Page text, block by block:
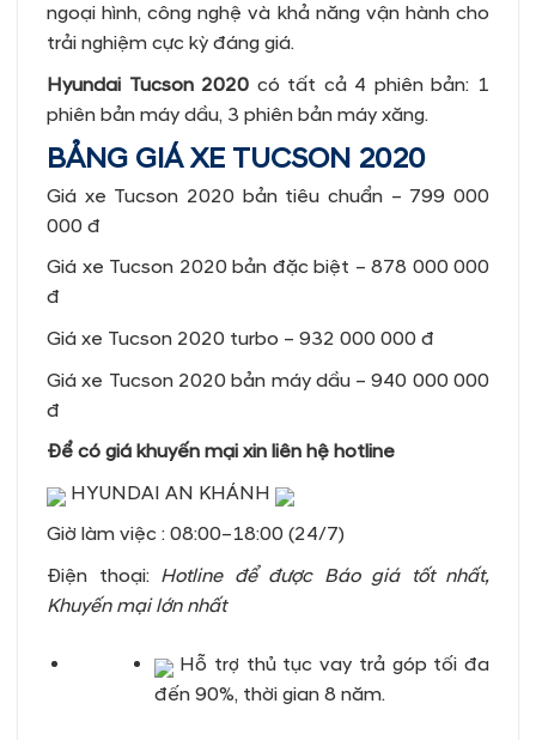
ngoại hình, công nghệ và khả năng vận hành cho
trải nghiệm cực kỳ đáng giá.
Hyundai Tucson 2020 có tất cả 4 phiên bản: 1
phiên bản máy dầu, 3 phiên bản máy xăng.
BẢNG GIÁ XE TUCSON 2020
Giá xe Tucson 2020 bản tiêu chuẩn – 799 000
000 đ
Giá xe Tucson 2020 bản đặc biệt – 878 000 000
đ
Giá xe Tucson 2020 turbo – 932 000 000 đ
Giá xe Tucson 2020 bản máy dầu – 940 000 000
đ
Để có giá khuyến mại xin liên hệ hotline
HYUNDAI AN KHÁNH
Giờ làm việc : 08:00–18:00 (24/7)
Điện thoại: Hotline để được Báo giá tốt nhất,
Khuyến mại lớn nhất
Hỗ trợ thủ tục vay trả góp tối đa
đến 90%, thời gian 8 năm.